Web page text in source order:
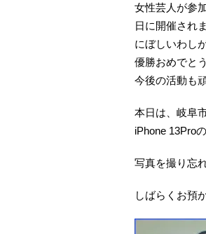
女性芸人が参
日に開催され
にぼしいわし
優勝おめでと
今後の活動も
本日は、岐阜
iPhone 13Pro
写真を撮り忘
しばらくお預